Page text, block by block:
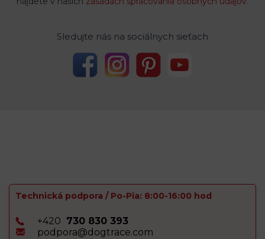
Sledujte nás na sociálnych sieťach
Technická podpora / Po-Pia: 8:00-16:00 hod
+420 730 830 393
podpora@dogtrace.com